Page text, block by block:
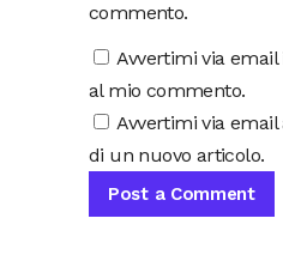
commento.
Avvertimi via
al mio commento.
Avvertimi via
di un nuovo articolo.